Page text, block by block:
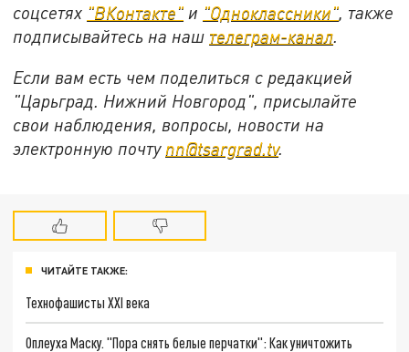
соцсетях "ВКонтакте" и "Одноклассники" также
подписывайтесь на наш телеграм-канал
Если вам есть чем поделиться с редакцией
"Царьград. Нижний Новгород", присылайте
свои наблюдения, вопросы, новости на
электронную почту nn@tsargrad.tv.
ЧИТАЙТЕ ТАКЖЕ:
Технофашисты XXI века
Оплеуха Маску. "Пора снять белые перчатки": Как уничтожить